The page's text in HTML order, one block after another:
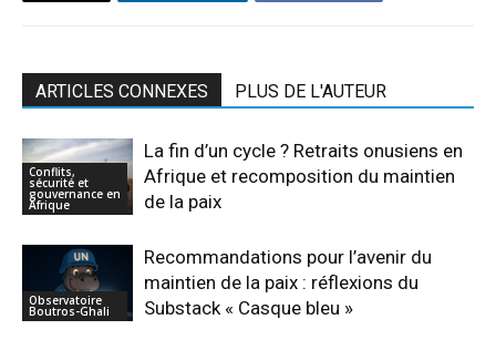
ARTICLES CONNEXES PLUS DE L'AUTEUR
Conflits,
sécurité et
gouvernance en
Afrique
La fin d’un cycle ? Retraits onusiens en
Afrique et recomposition du maintien
de la paix
Observatoire
Boutros-Ghali
Recommandations pour l’avenir du
maintien de la paix : réflexions du
Substack « Casque bleu »